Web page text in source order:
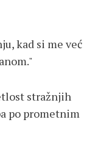
kad si me već
stražnjih
po prometnim